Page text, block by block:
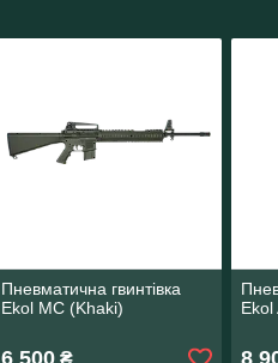
Пневматична гвинтівка
Ekol MC (Khaki)
Ekol